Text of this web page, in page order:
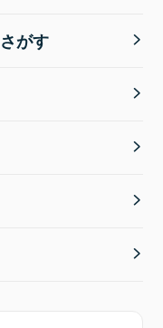
がす